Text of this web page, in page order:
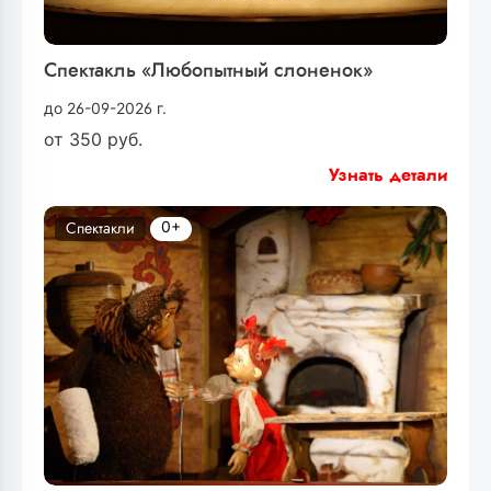
Спектакль «Любопытный слоненок»
до 26-09-2026 г.
от 350 руб.
Узнать детали
Спектакли 0+